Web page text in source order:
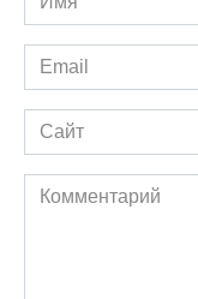
*
Email
*
Сайт
Комментарий